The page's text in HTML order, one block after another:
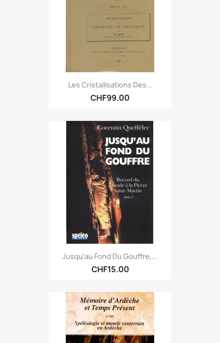
Les Cristallisations Des...
CHF99.00
Jusqu'au Fond Du Gouffre,...
CHF15.00